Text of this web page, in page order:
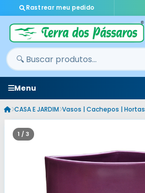
Rastrear meu pedido
Menu
CASA E JARDIM Vasos | Cachepos | Hortas
1 / 3